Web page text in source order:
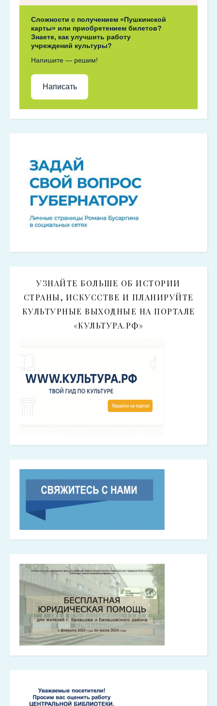
Сложности с получением «Пушкинской
карты» или приобретением билетов?
Знаете, как улучшить работу
учреждений культуры?
Напишите — решим!
Написать
УЗНАЙТЕ БОЛЬШЕ ОБ ИСТОРИИ
СТРАНЫ, ИСКУССТВЕ И ПЛАНИРУЙТЕ
КУЛЬТУРНЫЕ ВЫХОДНЫЕ НА ПОРТАЛЕ
«КУЛЬТУРА.РФ»